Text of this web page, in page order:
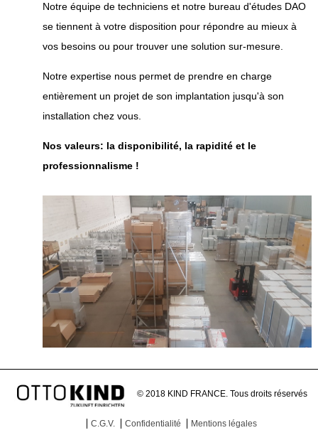
Notre équipe de techniciens et notre bureau d'études DAO
se tiennent à votre disposition pour répondre au mieux à
vos besoins ou pour trouver une solution sur-mesure.
Notre expertise nous permet de prendre en charge
entièrement un projet de son implantation jusqu'à son
installation chez vous.
Nos valeurs: la disponibilité, la rapidité et le
professionnalisme !
© 2018 KIND FRANCE. Tous droits réservés
C.G.V. Confidentialité Mentions légales